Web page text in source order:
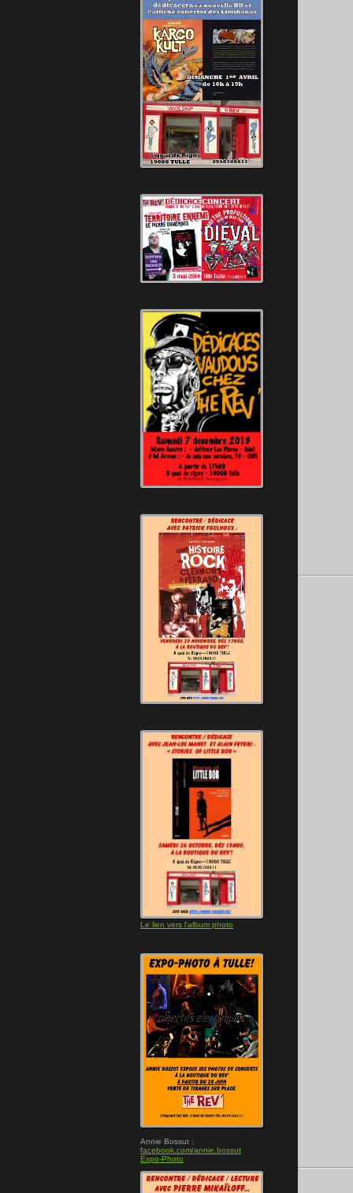
Le lien vers l'album photo
Annie Bossut :
facebook.com/annie.bossut
Expo-Photo